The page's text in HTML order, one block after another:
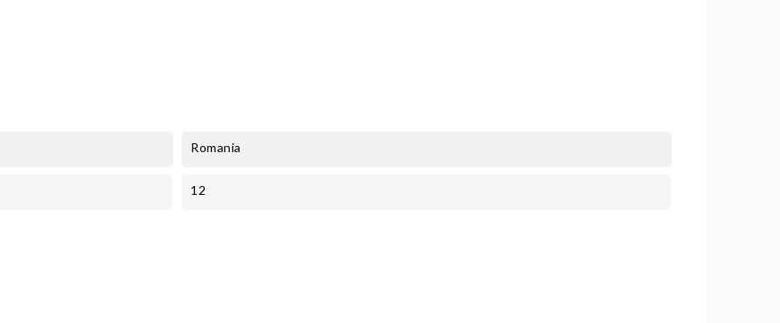
Romania
12